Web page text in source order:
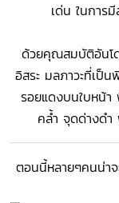
เด่น ในการ
ด้วยคุณสมบัติอันโ
อิสระ มลภาวะที่เป็
รอยแดงบนใบหน้
คล้ำ จุดด่างดำ
ตอนนี้หลายๆคนน่า